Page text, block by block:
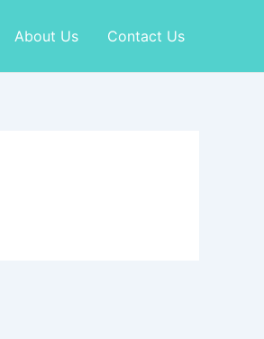
About Us Contact Us